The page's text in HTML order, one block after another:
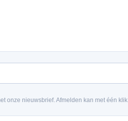
onze nieuwsbrief. Afmelden kan met één klik.